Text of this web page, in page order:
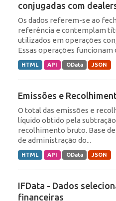
conjugadas com
Os dados referem-se ao
referência e contemplam
utilizados em operações
Essas operações funcionam
HTML API OData JSON
Emissões e
O total das emissões e
líquido obtido pela
recolhimento bruto. Base
de administração do...
HTML API OData JSON
IFData - Dados
financeiras